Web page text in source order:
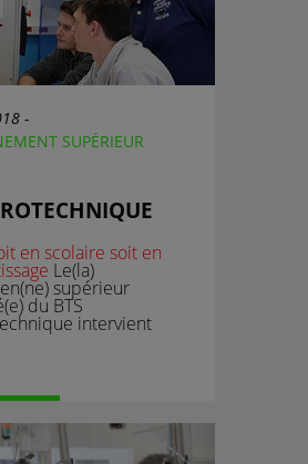
-
SUPÉRIEUR
en scolaire soit en
Le(la)
supérieur
du BTS
intervient